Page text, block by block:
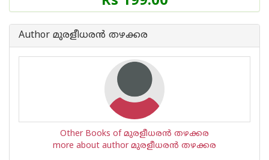
Author മുരളീധരന്‍ തഴക്കര
Other Books of മുരളീധരന്‍ തഴക്കര
more about author മുരളീധരന്‍ തഴക്കര